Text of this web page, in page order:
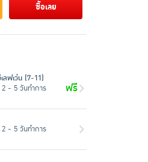
ซื้อเลย
ลฟเว่น (7-11)
- 5 วันทำการ
ฟรี
- 5 วันทำการ